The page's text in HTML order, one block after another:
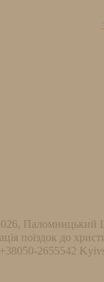
Паломницький
поїздок до
2655542